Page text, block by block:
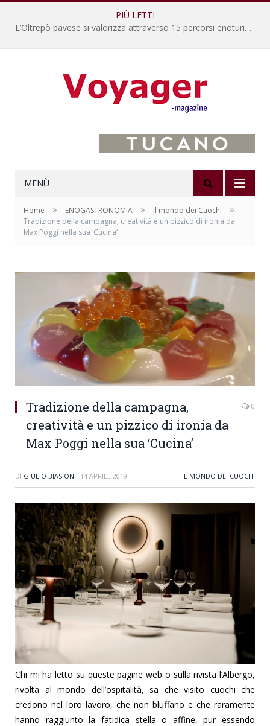
PIÙ LETTI
L’Oltrepò pavese si valorizza attraverso 15 percorsi enoturistici
MENÙ
Home » ENOGASTRONOMIA » Il mondo dei Cuochi »
Tradizione della campagna, creatività e un pizzico di ironia da
Max Poggi nella sua ‘Cucina’
Tradizione della campagna,
creatività e un pizzico di ironia da
Max Poggi nella sua ‘Cucina’
0
DI GIULIO BIASION - 14 APRILE 2019 IL MONDO DEI CUOCHI
Chi mi ha letto su queste pagine web o sulla rivista l’Albergo,
rivolta al mondo dell’ospitalità, sa che visito cuochi che
credono nel loro lavoro, che non bluffano e che raramente
hanno raggiunto la fatidica stella o affine, pur essendo